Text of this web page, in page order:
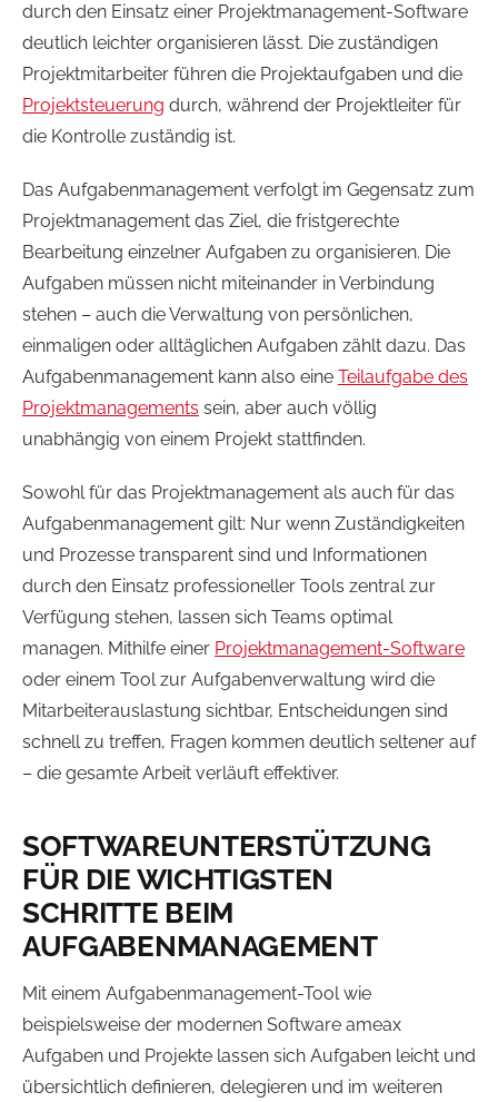
durch den Einsatz einer Projektmanagement-Software
deutlich leichter organisieren lässt. Die zuständigen
Projektmitarbeiter führen die Projektaufgaben und die
Projektsteuerung durch, während der Projektleiter für
die Kontrolle zuständig ist.
Das Aufgabenmanagement verfolgt im Gegensatz zum
Projektmanagement das Ziel, die fristgerechte
Bearbeitung einzelner Aufgaben zu organisieren. Die
Aufgaben müssen nicht miteinander in Verbindung
stehen – auch die Verwaltung von persönlichen,
einmaligen oder alltäglichen Aufgaben zählt dazu. Das
Aufgabenmanagement kann also eine Teilaufgabe des
Projektmanagements sein, aber auch völlig
unabhängig von einem Projekt stattfinden.
Sowohl für das Projektmanagement als auch für das
Aufgabenmanagement gilt: Nur wenn Zuständigkeiten
und Prozesse transparent sind und Informationen
durch den Einsatz professioneller Tools zentral zur
Verfügung stehen, lassen sich Teams optimal
managen. Mithilfe einer Projektmanagement-Software
oder einem Tool zur Aufgabenverwaltung wird die
Mitarbeiterauslastung sichtbar, Entscheidungen sind
schnell zu treffen, Fragen kommen deutlich seltener auf
– die gesamte Arbeit verläuft effektiver.
SOFTWAREUNTERSTÜTZUNG
FÜR DIE WICHTIGSTEN
SCHRITTE BEIM
AUFGABENMANAGEMENT
Mit einem Aufgabenmanagement-Tool wie
beispielsweise der modernen Software ameax
Aufgaben und Projekte lassen sich Aufgaben leicht und
übersichtlich definieren, delegieren und im weiteren